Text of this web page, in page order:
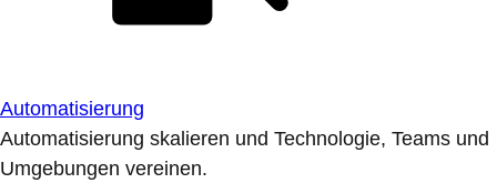
Automatisierung
Automatisierung skalieren und Technologie, Teams und
Umgebungen vereinen.